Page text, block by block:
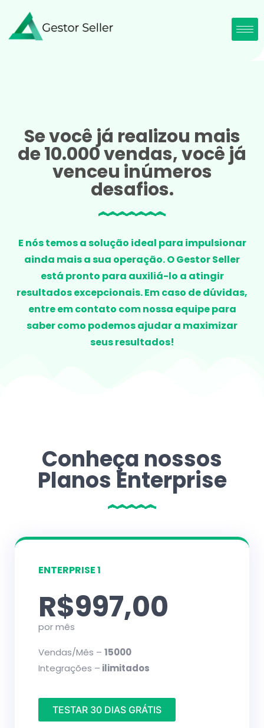
Se você já realizou mais
de 10.000 vendas, você já
venceu inúmeros
desafios.
E nós temos a solução ideal para impulsionar
ainda mais a sua operação. O Gestor Seller
está pronto para auxiliá-lo a atingir
resultados excepcionais. Em caso de dúvidas,
entre em contato com nossa equipe para
saber como podemos ajudar a maximizar
seus resultados!
Conheça nossos
Planos Enterprise
ENTERPRISE 1
R$997,00
por mês
Vendas/Mês – 15000
Integrações – ilimitados
TESTAR 30 DIAS GRÁTIS